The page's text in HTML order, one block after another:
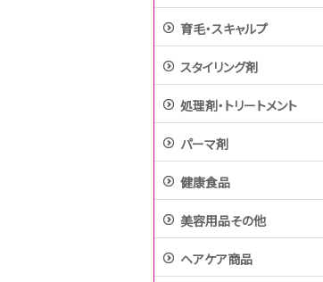
育毛・スキャルプ
スタイリング剤
処理剤・トリートメント
パーマ剤
健康食品
美容用品その他
ヘアケア商品